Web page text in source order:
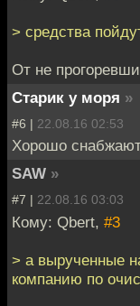
> средства
От не
Старик у моря »
#6 | 22.08.16 02:53
Хорошо
SAW »
#7 | 22.08.16 03:03
Кому: Qbert, #3
> а вырученные
компанию по